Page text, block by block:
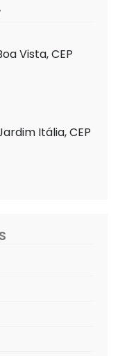
Vista, CEP
Itália, CEP